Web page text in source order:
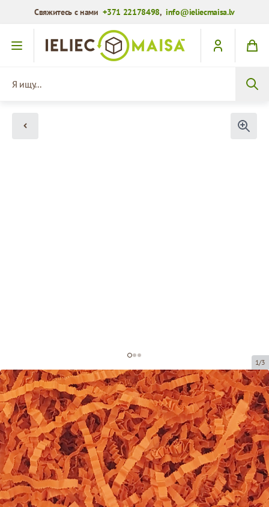
Свяжитесь с нами+371 22178498,info@ieliecmaisa.lv
Перейти к содержимому
1/3
Бумажная стружка для
декорирования
Код товара:DS203
Размер:20 x 20 cm (150 grami)
Материал:бумага, 4 мм